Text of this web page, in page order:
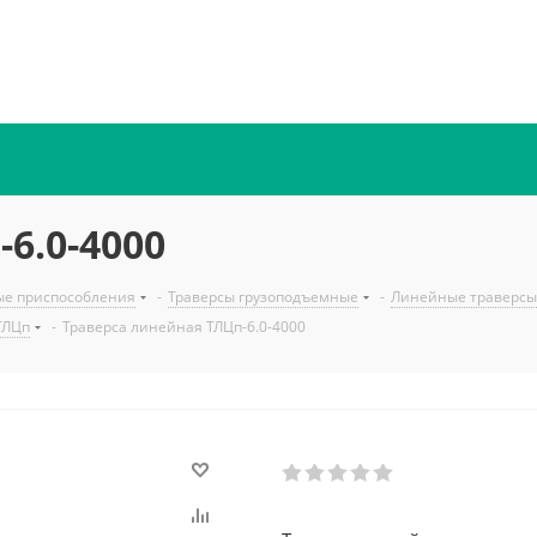
4000
приспособления - Траверсы грузоподъемные - Линейные траверсы
- Траверса линейная ТЛЦп-6.0-4000